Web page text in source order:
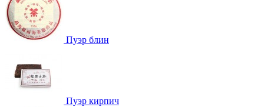
Пуэр блин
Пуэр кирпич